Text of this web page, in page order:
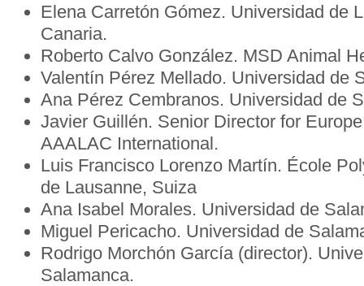
Elena Carretón Gómez. Universidad de
Canaria.
Roberto Calvo González. MSD Animal
Valentín Pérez Mellado. Universidad de
Ana Pérez Cembranos. Universidad de
Javier Guillén. Senior Director for
AAALAC International.
Luis Francisco Lorenzo Martín. École
de Lausanne, Suiza
Ana Isabel Morales. Universidad de
Miguel Pericacho. Universidad de
Rodrigo Morchón García (director).
Salamanca.